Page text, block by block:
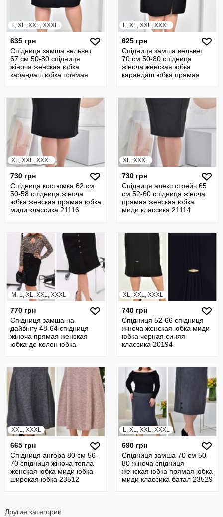
L, XL, XXL, XXXL
635 грн
Спідниця замша вельвет
67 см 50-80 спідниця
жіноча женская юбка
карандаш юбка прямая
L, XL, XXL, XXXL
625 грн
Спідниця замша вельвет
70 см 50-80 спідниця
жіноча женская юбка
карандаш юбка прямая
XL, XXL, XXXL
730 грн
Спідниця костюмка 62 см
50-58 спідниця жіноча
юбка женская прямая юбка
миди классика 21116
XL, XXXL
730 грн
Спідниця алекс стрейч 65
см 52-60 спідниця жіноча
прямая женская юбка
миди классика 21114
M, L, XL, XXL, XXXL
770 грн
Спідниця замша на
дайвінгу 48-64 спідниця
жіноча прямая женская
юбка до колен юбка
XL, XXL, XXXL
740 грн
Спідниця 52-66 спідниця
жіноча женская юбка миди
юбка черная синяя
классика 20194
XXL, XXXL
665 грн
Спідниця ангора 80 см 56-
70 спідниця жіноча тепла
женская юбка миди юбка
широкая юбка 23512
L, XL, XXL, XXXL
690 грн
Спідниця замша 70 см 50-
80 жіноча спідниця
женская юбка прямая юбка
миди классика батал 23529
Другие категории